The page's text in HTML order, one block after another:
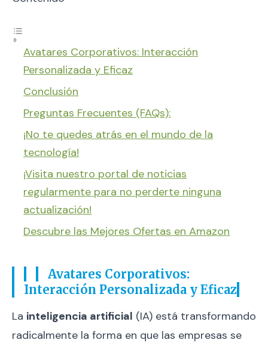
Avatares Corporativos: Interacción
Personalizada y Eficaz
Conclusión
Preguntas Frecuentes (FAQs):
¡No te quedes atrás en el mundo de la
tecnología!
¡Visita nuestro portal de noticias
regularmente para no perderte ninguna
actualización!
Descubre las Mejores Ofertas en Amazon
Avatares Corporativos:
Interacción Personalizada y Eficaz
La inteligencia artificial (IA) está transformando
radicalmente la forma en que las empresas se